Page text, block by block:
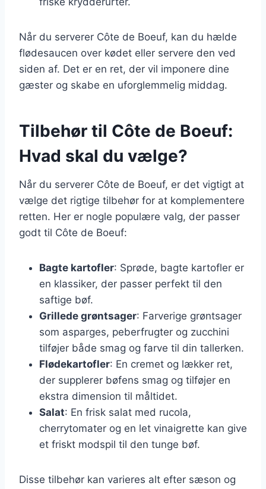
Når du serverer Côte de Boeuf, kan du hælde
flødesaucen over kødet eller servere den ved
siden af. Det er en ret, der vil imponere dine
gæster og skabe en uforglemmelig middag.
Tilbehør til Côte de Boeuf:
Hvad skal du vælge?
Når du serverer Côte de Boeuf, er det vigtigt at
vælge det rigtige tilbehør for at komplementere
retten. Her er nogle populære valg, der passer
godt til Côte de Boeuf:
Bagte kartofler: Sprøde, bagte kartofler er
en klassiker, der passer perfekt til den
saftige bøf.
Grillede grøntsager: Farverige grøntsager
som asparges, peberfrugter og zucchini
tilføjer både smag og farve til din tallerken.
Flødekartofler: En cremet og lækker ret,
der supplerer bøfens smag og tilføjer en
ekstra dimension til måltidet.
Salat: En frisk salat med rucola,
cherrytomater og en let vinaigrette kan give
et friskt modspil til den tunge bøf.
Disse tilbehør kan varieres alt efter sæson og